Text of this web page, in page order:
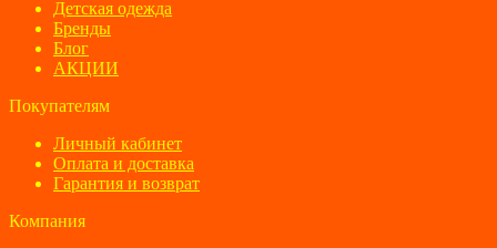
Детская одежда
Бренды
Блог
АКЦИИ
Покупателям
Личный кабинет
Оплата и доставка
Гарантия и возврат
Компания